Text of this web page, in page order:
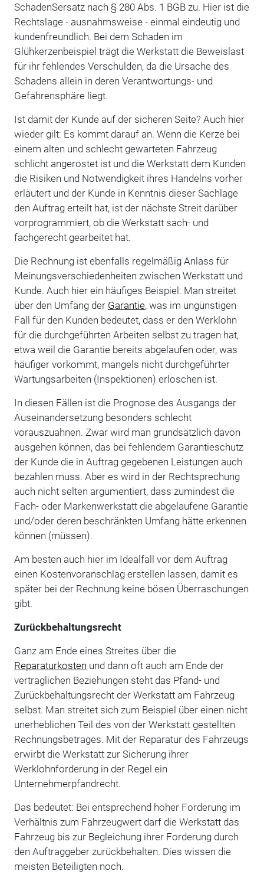
SchadenSersatz nach § 280 Abs. 1 BGB zu. Hier ist die
Rechtslage - ausnahmsweise - einmal eindeutig und
kundenfreundlich. Bei dem Schaden im
Glühkerzenbeispiel trägt die Werkstatt die Beweislast
für ihr fehlendes Verschulden, da die Ursache des
Schadens allein in deren Verantwortungs- und
Gefahrensphäre liegt.
Ist damit der Kunde auf der sicheren Seite? Auch hier
wieder gilt: Es kommt darauf an. Wenn die Kerze bei
einem alten und schlecht gewarteten Fahrzeug
schlicht angerostet ist und die Werkstatt dem Kunden
die Risiken und Notwendigkeit ihres Handelns vorher
erläutert und der Kunde in Kenntnis dieser Sachlage
den Auftrag erteilt hat, ist der nächste Streit darüber
vorprogrammiert, ob die Werkstatt sach- und
fachgerecht gearbeitet hat.
Die Rechnung ist ebenfalls regelmäßig Anlass für
Meinungsverschiedenheiten zwischen Werkstatt und
Kunde. Auch hier ein häufiges Beispiel: Man streitet
über den Umfang der Garantie, was im ungünstigen
Fall für den Kunden bedeutet, dass er den Werklohn
für die durchgeführten Arbeiten selbst zu tragen hat,
etwa weil die Garantie bereits abgelaufen oder, was
häufiger vorkommt, mangels nicht durchgeführter
Wartungsarbeiten (Inspektionen) erloschen ist.
In diesen Fällen ist die Prognose des Ausgangs der
Auseinandersetzung besonders schlecht
vorauszuahnen. Zwar wird man grundsätzlich davon
ausgehen können, das bei fehlendem Garantieschutz
der Kunde die in Auftrag gegebenen Leistungen auch
bezahlen muss. Aber es wird in der Rechtsprechung
auch nicht selten argumentiert, dass zumindest die
Fach- oder Markenwerkstatt die abgelaufene Garantie
und/oder deren beschränkten Umfang hätte erkennen
können (müssen).
Am besten auch hier im Idealfall vor dem Auftrag
einen Kostenvoranschlag erstellen lassen, damit es
später bei der Rechnung keine bösen Überraschungen
gibt.
Zurückbehaltungsrecht
Ganz am Ende eines Streites über die
Reparaturkosten und dann oft auch am Ende der
vertraglichen Beziehungen steht das Pfand- und
Zurückbehaltungsrecht der Werkstatt am Fahrzeug
selbst. Man streitet sich zum Beispiel über einen nicht
unerheblichen Teil des von der Werkstatt gestellten
Rechnungsbetrages. Mit der Reparatur des Fahrzeugs
erwirbt die Werkstatt zur Sicherung ihrer
Werklohnforderung in der Regel ein
Unternehmerpfandrecht.
Das bedeutet: Bei entsprechend hoher Forderung im
Verhältnis zum Fahrzeugwert darf die Werkstatt das
Fahrzeug bis zur Begleichung ihrer Forderung durch
den Auftraggeber zurückbehalten. Dies wissen die
meisten Beteiligten noch.